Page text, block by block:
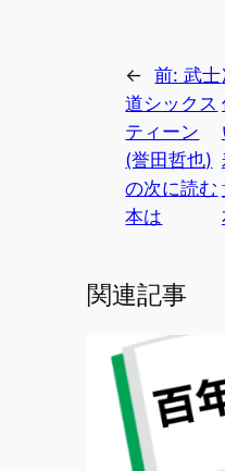
← 前:武士
道シックス
ティーン
(誉田哲也)
の次に読む
本は
関連記事